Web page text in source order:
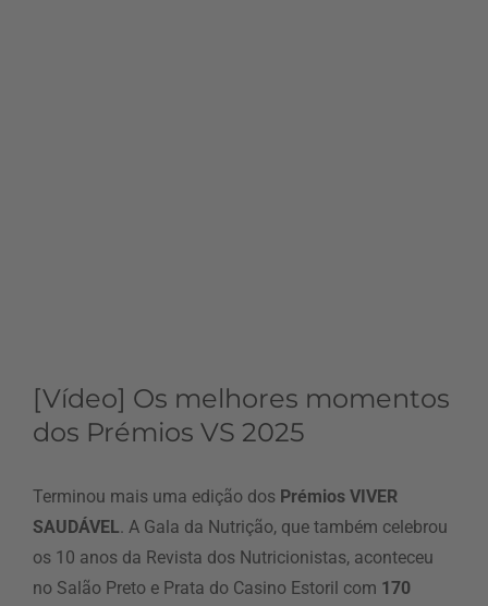
[Vídeo] Os melhores momentos
dos Prémios VS 2025
Terminou mais uma edição dos Prémios VIVER
SAUDÁVEL. A Gala da Nutrição, que também celebrou
os 10 anos da Revista dos Nutricionistas, aconteceu
no Salão Preto e Prata do Casino Estoril com 170